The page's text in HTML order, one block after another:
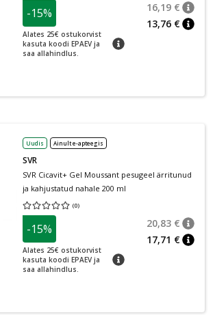
-15%
Alates 25€ ostukorvist
kasuta koodi EPAEV ja
saa allahindlus.
nõuanne
16,19 €
13,76 €
Uudis Ainult e-apteegis
SVR
SVR Cicavit+ Gel Moussant pesugeel ärritunud
ja kahjustatud nahale 200 ml
(0)
Keskmine hinnang 0.00
-15%
Alates 25€ ostukorvist
kasuta koodi EPAEV ja
saa allahindlus.
nõuanne
20,83 €
17,71 €